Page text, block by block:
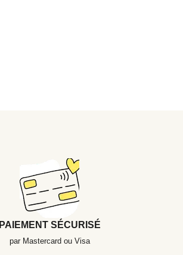
PAIEMENT SÉCURISÉ
par Mastercard ou Visa